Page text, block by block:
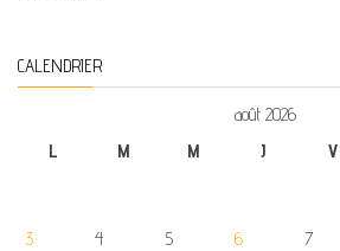
CALENDRIER
août 2026
L
M M J V
3
4 5 6 7